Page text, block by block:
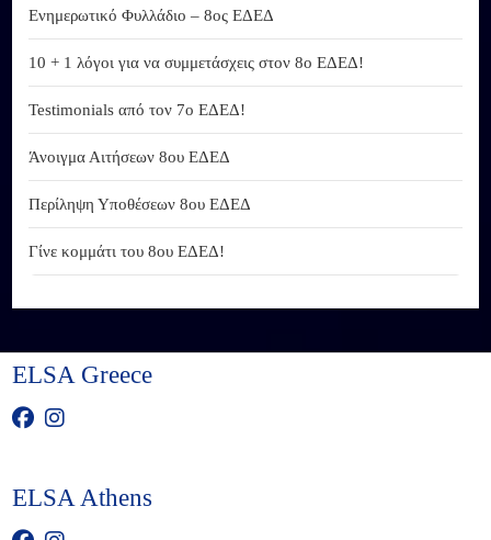
Ενημερωτικό Φυλλάδιο – 8ος ΕΔΕΔ
10 + 1 λόγοι για να συμμετάσχεις στον 8ο ΕΔΕΔ!
Testimonials από τον 7ο ΕΔΕΔ!
Άνοιγμα Αιτήσεων 8ου ΕΔΕΔ
Περίληψη Υποθέσεων 8ου ΕΔΕΔ
Γίνε κομμάτι του 8ου ΕΔΕΔ!
ELSA Greece
ELSA Athens